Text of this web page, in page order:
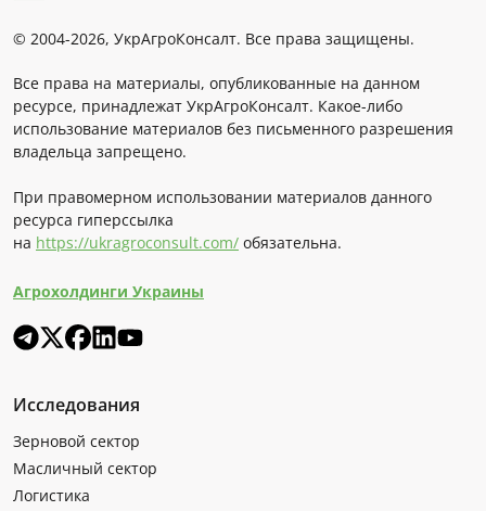
© 2004-2026, УкрАгроКонсалт. Все права защищены.
Все права на материалы, опубликованные на данном
ресурсе, принадлежат УкрАгроКонсалт. Какое-либо
использование материалов без письменного разрешения
владельца запрещено.
При правомерном использовании материалов данного
ресурса гиперссылка
на https://ukragroconsult.com/ обязательна.
Агрохолдинги Украины
Исследования
Зерновой сектор
Масличный сектор
Логистика